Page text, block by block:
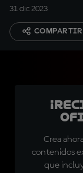
31 dic 2023
COMPARTIR
Crea
contenidos
que